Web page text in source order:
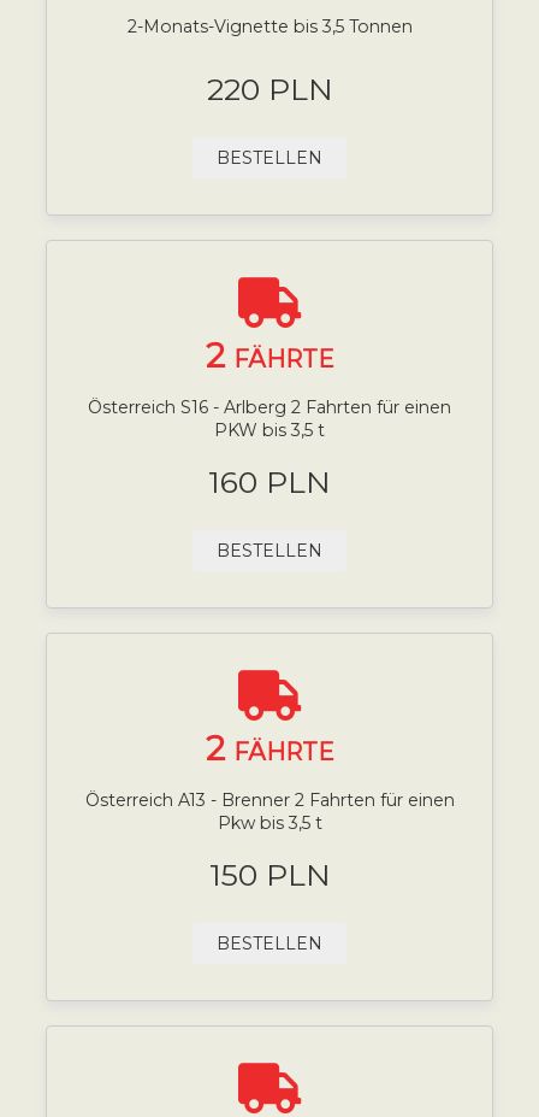
2-Monats-Vignette bis 3,5 Tonnen
220 PLN
BESTELLEN
2 FÄHRTE
Österreich S16 - Arlberg 2 Fahrten für einen
PKW bis 3,5 t
160 PLN
BESTELLEN
2 FÄHRTE
Österreich A13 - Brenner 2 Fahrten für einen
Pkw bis 3,5 t
150 PLN
BESTELLEN